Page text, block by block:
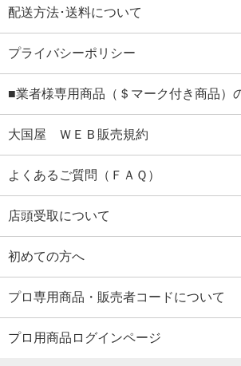
配送方法･送料について
プライバシーポリシー
■業者様専用商品（＄マーク付き商品）
大国屋 ＷＥＢ販売規約
よくあるご質問（ＦＡＱ）
店頭受取について
初めての方へ
プロ専用商品・販売者コードについて
プロ用商品ログインページ